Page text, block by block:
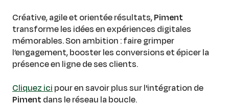
Créative, agile et orientée résultats,Piment
transforme les idées en expériences digitales
mémorables. Son ambition : faire grimper
l’engagement, booster les conversions et épicer la
présence en ligne de ses clients.
Cliquez ici pour en savoir plus sur l'intégration de
Piment dans le réseau la boucle.